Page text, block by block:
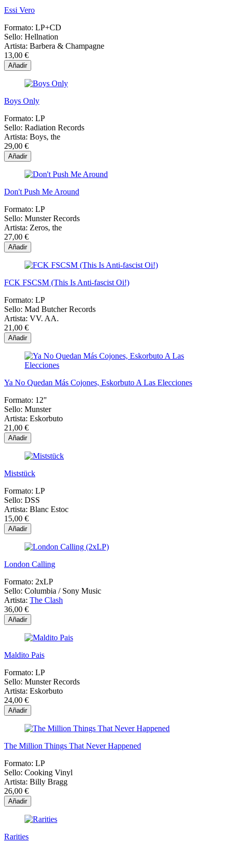
Essi Vero
Formato: LP+CD
Sello: Hellnation
Artista: Barbera & Champagne
13,00 €
Añadir
Boys Only
Formato: LP
Sello: Radiation Records
Artista: Boys, the
29,00 €
Añadir
Don't Push Me Around
Formato: LP
Sello: Munster Records
Artista: Zeros, the
27,00 €
Añadir
FCK FSCSM (This Is Anti-fascist Oi!)
Formato: LP
Sello: Mad Butcher Records
Artista: VV. AA.
21,00 €
Añadir
Ya No Quedan Más Cojones, Eskorbuto A Las Elecciones
Formato: 12"
Sello: Munster
Artista: Eskorbuto
21,00 €
Añadir
Miststück
Formato: LP
Sello: DSS
Artista: Blanc Estoc
15,00 €
Añadir
London Calling
Formato: 2xLP
Sello: Columbia ‎/ Sony Music
Artista: The Clash
36,00 €
Añadir
Maldito Pais
Formato: LP
Sello: Munster Records
Artista: Eskorbuto
24,00 €
Añadir
The Million Things That Never Happened
Formato: LP
Sello: Cooking Vinyl
Artista: Billy Bragg
26,00 €
Añadir
Rarities